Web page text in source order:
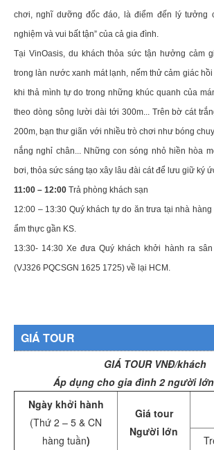
chơi, nghĩ dưỡng đốc đáo, là điểm đến lý tưởng
nghiệm và vui bất tận” của cả gia đình.
Tại VinOasis, du khách thỏa sức tận hưởng cảm
trong làn nước xanh mát lạnh, nếm thử cảm giác
khi thả mình tự do trong những khúc quanh của
theo dòng sông lười dài tới 300m... Trên bờ cát
200m, bạn thư giãn với nhiều trò chơi như bóng
nắng nghỉ chân... Những con sóng nhỏ hiền hòa
bơi, thỏa sức sáng tạo xây lâu đài cát để lưu giữ ký
11:00 – 12:00 Trả phòng khách sạn
12:00 – 13:30 Quý khách tự do ăn trưa tại nhà
ẩm thực gần KS.
13:30- 14:30 Xe đưa Quý khách khởi hành ra
(VJ326 PQCSGN 1625 1725) về lại HCM.
GIÁ TOUR
GIÁ TOUR VNĐ/khách
Áp dụng cho gia đình 2 người lớn
Ngày khởi hành
(Thứ 2 – 5 & CN
hàng tuần)
Giá tour
Người lớn